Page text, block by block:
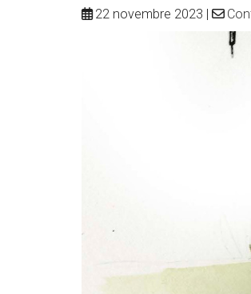
22 novembre 2023